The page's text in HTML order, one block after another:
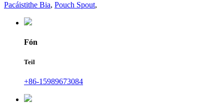
Pacáistithe Bia, Pouch Spout,
Fón
Teil
+86-15989673084